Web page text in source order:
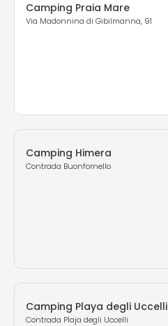
Camping Praia Mare
Via Madonnina di Gibilmanna, 91
Camping Himera
Contrada Buonfornello
Camping Playa degli Uccelli
Contrada Plaja degli Uccelli